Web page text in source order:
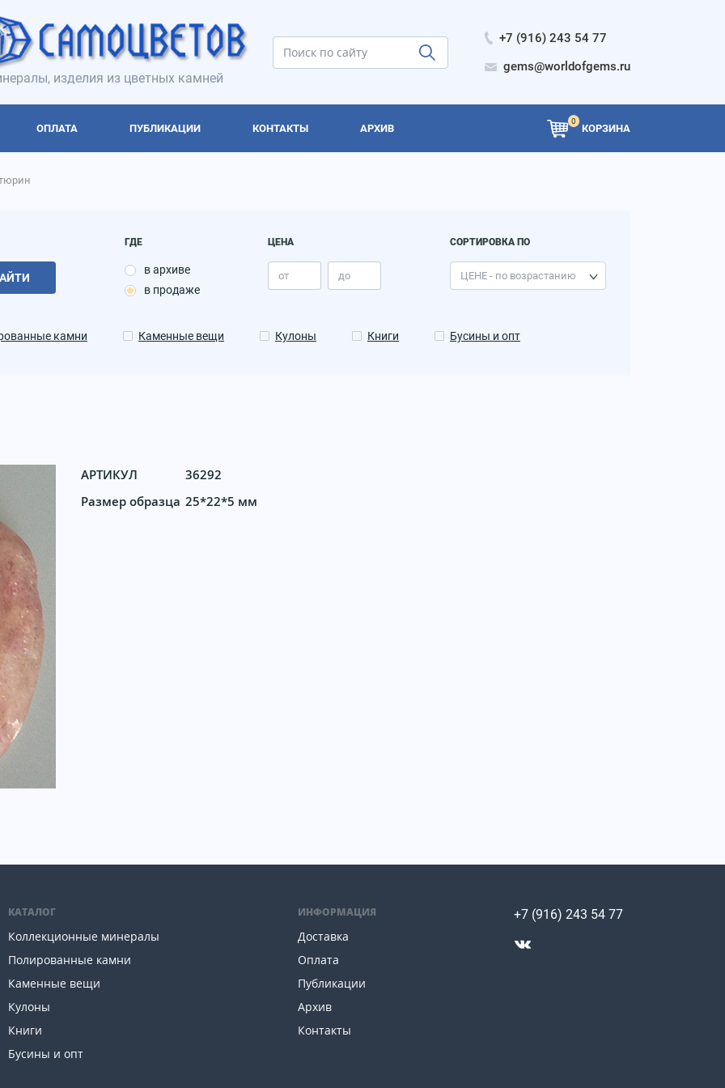
изделия из цветных камней
+7 (916) 243 54 77
gems@worldofgems.ru
ОПЛАТА ПУБЛИКАЦИИ КОНТАКТЫ АРХИВ
0
КОРЗИНА
ГДЕ
в архиве
в продаже
ЦЕНА СОРТИРОВКА ПО
камни Каменные вещи Кулоны Книги Бусины и опт
АРТИКУЛ
36292
Размер образца 25*22*5 мм
КАТАЛОГ
Коллекционные минералы
Полированные камни
Каменные вещи
Кулоны
Книги
Бусины и опт
ИНФОРМАЦИЯ
Доставка
Оплата
Публикации
Архив
Контакты
+7 (916) 243 54 77